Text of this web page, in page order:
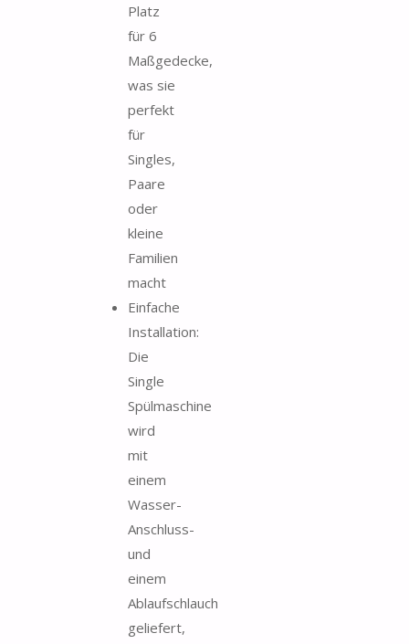
Platz
für 6
Maßgedecke,
was sie
perfekt
für
Singles,
Paare
oder
kleine
Familien
macht
Einfache
Installation:
Die
Single
Spülmaschine
wird
mit
einem
Wasser-
Anschluss-
und
einem
Ablaufschlauch
geliefert,